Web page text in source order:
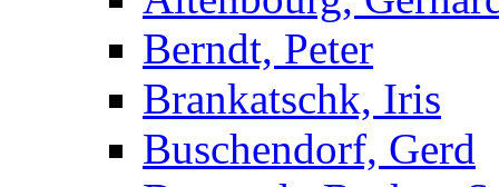
Berndt, Peter
Brankatschk, Iris
Buschendorf, Gerd